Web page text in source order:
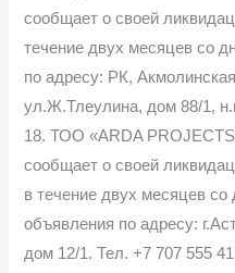
сообщает о своей
течение двух месяцев со
по адресу: РК,
ул.Ж.Тлеулина, дом 88/1,
18. ТОО «ARDA
сообщает о своей
в течение двух месяцев со
объявления по адресу:
дом 12/1. Тел. +7 707 555